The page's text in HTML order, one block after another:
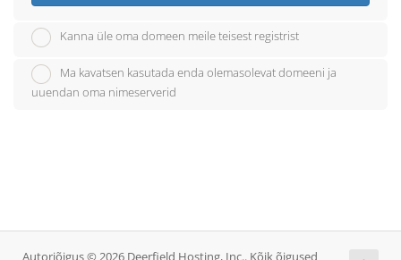
Kanna üle oma domeen meile teisest registrist
Ma kavatsen kasutada enda olemasolevat domeeni ja
uuendan oma nimeserverid
Autoriõigus © 2026 Deerfield Hosting, Inc.. Kõik õigused